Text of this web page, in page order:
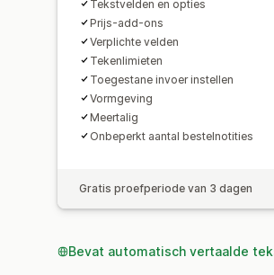
Tekstvelden en opties
Prijs-add-ons
Verplichte velden
Tekenlimieten
Toegestane invoer instellen
Vormgeving
Meertalig
Onbeperkt aantal bestelnotities
Gratis proefperiode van 3 dagen
Bevat automatisch vertaalde